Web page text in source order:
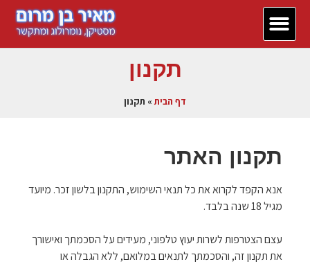
תקנון
דף הבית » תקנון
תקנון האתר
אנא הקפד לקרוא את כל תנאי השימוש, התקנון בלשון זכר. מיועד
מגיל 18 שנה בלבד.
עצם הצטרפות לשרות יעוץ טלפוני, מעידים על הסכמתך ואישורך
את תקנון זה, והסכמתך לתנאים במלואם, ללא הגבלה או